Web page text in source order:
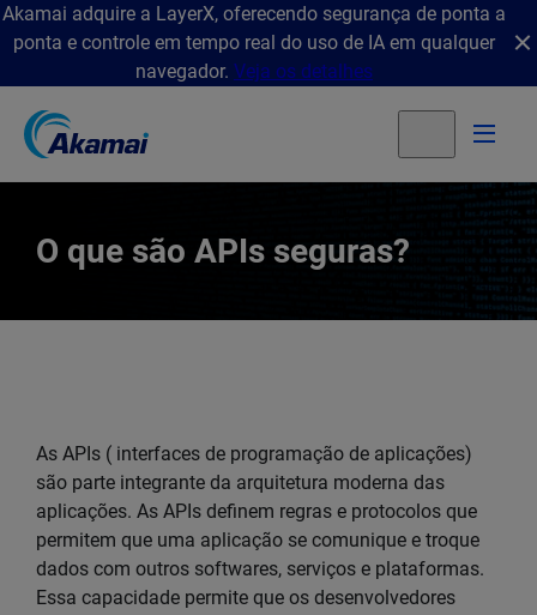
Akamai adquire a LayerX, oferecendo segurança de ponta a
ponta e controle em tempo real do uso de IA em qualquer
navegador. Veja os detalhes
O que são APIs seguras?
As APIs ( interfaces de programação de aplicações)
são parte integrante da arquitetura moderna das
aplicações. As APIs definem regras e protocolos que
permitem que uma aplicação se comunique e troque
dados com outros softwares, serviços e plataformas.
Essa capacidade permite que os desenvolvedores